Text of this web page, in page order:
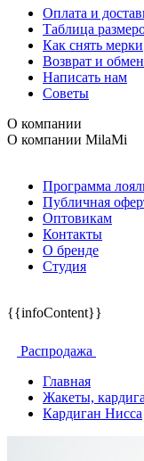
Оплата и
Таблица
Как снять мерки
Возврат и обмен
Написать нам
Советы
О компании
О компании MilaMi
Программа
Публичная
Оптовикам
Контакты
О бренде
Студия
{{infoContent}}
Распродажа
Главная
Жакеты,
Кардиган Нисса